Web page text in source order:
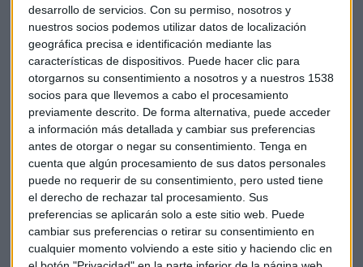
desarrollo de servicios. Con su permiso, nosotros y
nuestros socios podemos utilizar datos de localización
geográfica precisa e identificación mediante las
características de dispositivos. Puede hacer clic para
otorgarnos su consentimiento a nosotros y a nuestros 1538
socios para que llevemos a cabo el procesamiento
previamente descrito. De forma alternativa, puede acceder
a información más detallada y cambiar sus preferencias
antes de otorgar o negar su consentimiento. Tenga en
cuenta que algún procesamiento de sus datos personales
puede no requerir de su consentimiento, pero usted tiene
el derecho de rechazar tal procesamiento. Sus
preferencias se aplicarán solo a este sitio web. Puede
cambiar sus preferencias o retirar su consentimiento en
cualquier momento volviendo a este sitio y haciendo clic en
Lo más probable, en opinión de Leticia Poole, es que se
termine autorizando con restricciones. Limitaciones como
sentarse en el Consejo de Administración y ejercer el
derecho de voto."Aunque también se puede rechazar.
Todo puede suceder",apostilla.
"Resulta extraño que una compra del
10% de Telefónica se produzca sin
comunicación con el presidente del
Gobierno"
"No sabemos lo que va a pasar. Yo creo